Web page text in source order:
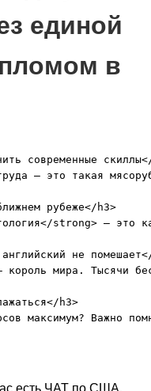
единой
в
современные
– это такая
рубеже</h3>
strong> – это
не
мира. Тысячи
h3>
есть ЧАТ по США,